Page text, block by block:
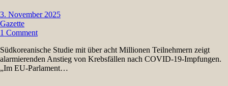
3. November 2025
Gazette
1 Comment
Südkoreanische Studie mit über acht Millionen Teilnehmern zeigt
alarmierenden Anstieg von Krebsfällen nach COVID-19-Impfungen.
„Im EU-Parlament…